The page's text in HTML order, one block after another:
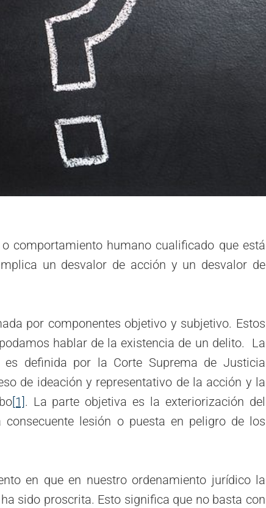
comportamiento humano cualificado que está
un desvalor de acción y un desvalor de
por componentes objetivo y subjetivo. Estos
hablar de la existencia de un delito. La
definida por la Corte Suprema de Justicia
de ideación y representativo de la acción y la
[1]. La parte objetiva es la exteriorización del
consecuente lesión o puesta en peligro de los
en que en nuestro ordenamiento jurídico la
sido proscrita. Esto significa que no basta con